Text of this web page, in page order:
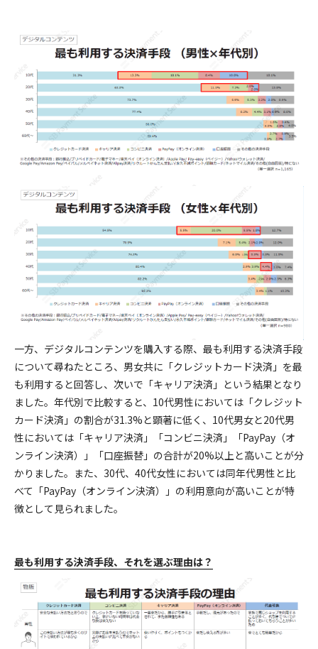
一方、デジタルコンテンツを購入する際、最も利用する決済手段
について尋ねたところ、男女共に「クレジットカード決済」を最
も利用すると回答し、次いで「キャリア決済」という結果となり
ました。年代別で比較すると、10代男性においては「クレジット
カード決済」の割合が31.3%と顕著に低く、10代男女と20代男
性においては「キャリア決済」「コンビニ決済」「PayPay（オ
ンライン決済）」「口座振替」の合計が20%以上と高いことが分
かりました。また、30代、40代女性においては同年代男性と比
べて「PayPay（オンライン決済）」の利用意向が高いことが特
徴として見られました。
最も利用する決済手段、それを選ぶ理由は？